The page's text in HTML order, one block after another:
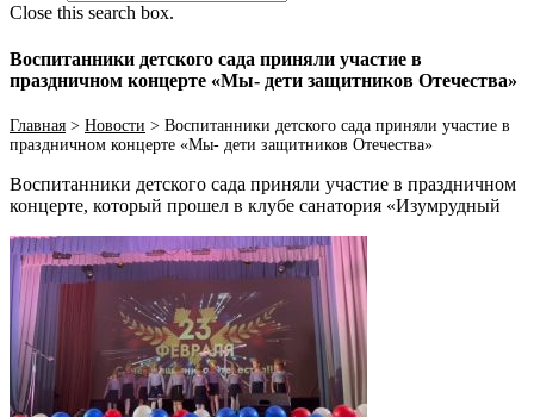
Close this search box.
Воспитанники детского сада приняли участие в
праздничном концерте «Мы- дети защитников Отечества»
Главная > Новости > Воспитанники детского сада приняли участие в
праздничном концерте «Мы- дети защитников Отечества»
Воспитанники детского сада приняли участие в праздничном
концерте, который прошел в клубе санатория «Изумрудный